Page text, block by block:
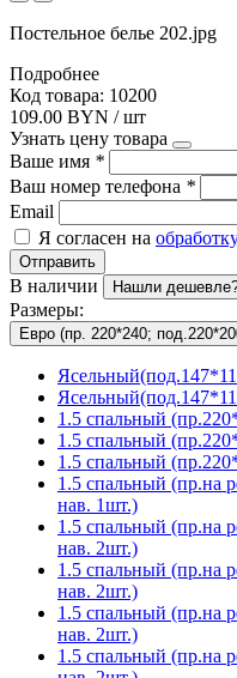
Постельное белье 202.jpg
Подробнее
Код товара: 10200
109.00 BYN / шт
Узнать цену товара
Ваше имя *
Ваш номер телефона *
Email
Я согласен на
Отправить
В наличии Нашли
Размеры:
Евро (пр. 220*240;
1.5 спальный
1.5 спальный
1.5 спальный
1.5 спальный (пр.на
нав. 1шт.)
1.5 спальный (пр.на
нав. 2шт.)
1.5 спальный (пр.на
нав. 2шт.)
1.5 спальный (пр.на
нав. 2шт.)
1.5 спальный (пр.на